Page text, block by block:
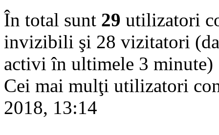
În total sunt 29 utilizatori
invizibili şi 28 vizitatori
activi în ultimele 3 minute)
Cei mai mulţi utilizatori
2018, 13:14